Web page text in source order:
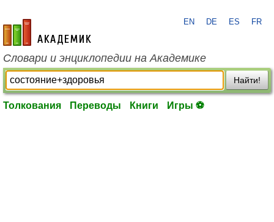
academic.ru
EN DE ES FR
Словари и энциклопедии на Академике
Найти!
Толкования Переводы Книги Игры ⚽